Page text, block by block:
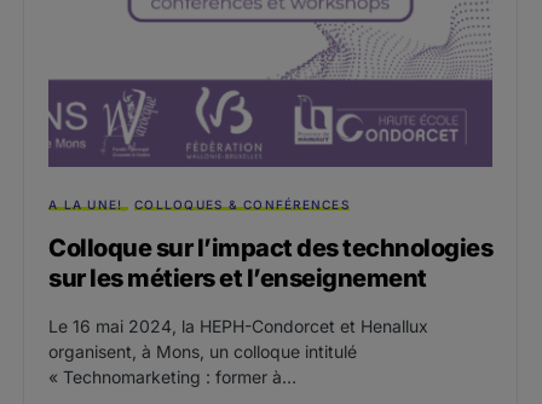
A LA UNE! COLLOQUES & CONFÉRENCES
Colloque sur l’impact des technologies
sur les métiers et l’enseignement
Le 16 mai 2024, la HEPH-Condorcet et Henallux
organisent, à Mons, un colloque intitulé
« Technomarketing : former à…